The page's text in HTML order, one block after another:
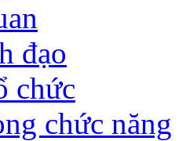
đạo
chức
chức năng